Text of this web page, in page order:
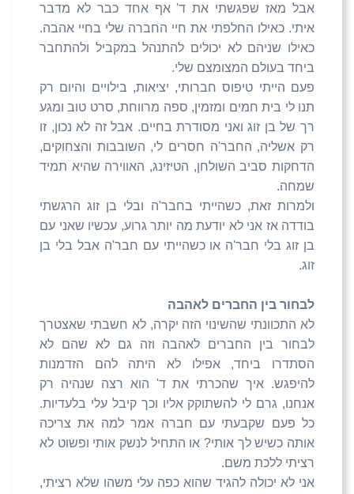
אבל מאז שפגשתי את ד' אף אחד כבר לא מדבר
איתי. כאילו החלפתי את חיי החברה שלי בחיי אהבה.
כאילו שניהם לא יכולים להתנהל במקביל ולהתחבר
ביחד בעולם המצומצם שלי.
פעם הייתי טיפוס חברותי, יציאות, בילויים והיום רק
תנו לי בית חמים ומזמין, ספה מרווחת, סרט טוב ומגע
רך של בן זוג ואני מסודרת בחיים. אבל זה לא נכון, זו
רק אשליה, החבר'ה חסרים לי, השובבות והצחוקים,
הדחקות סביב השולחן, הטיזינג, האווירה שהיא תמיד
שמחה.
ולמרות זאת, כשהייתי בחבר'ה ובלי בן זוג הרגשתי
בודדה אז אני לא יודעת מה יותר גרוע, עכשיו שאני עם
בן זוג בלי חבר'ה או כשהייתי עם חבר'ה אבל בלי בן
זוג.
לבחור בין החברים לאהבה
לא התכוונתי שהשינוי הזה יקרה, לא חשבתי שאצטרך
לבחור בין החברים לאהבה וזה גם לא שהם לא
הסתדרו ביחד, אפילו לא היתה להם הזדמנות
להיפגש. איך שהכרתי את ד' הוא רצה שנהיה רק
אנחנו, גרם לי להשתוקק אליו וכך קיבל עלי בלעדיות.
כל פעם שקבעתי עם חברה אמר למה את צריכה
אותה כשיש לך אותי? או התחיל לנשק אותי ופשוט לא
רציתי ללכת משם.
אני לא יכולה להגיד שהוא כפה עלי משהו שלא רציתי,